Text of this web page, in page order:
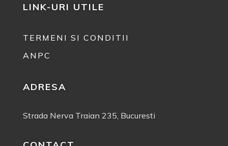
LINK-URI UTILE
TERMENI SI CONDITII
ANPC
ADRESA
Strada Nerva Traian 235, Bucuresti